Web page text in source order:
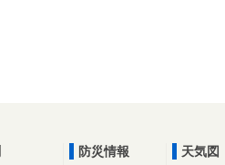
防災情報
天気図